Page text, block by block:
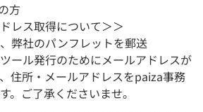
方
レス取得について＞＞
弊社のパンフレットを郵送
ール発行のためにメールアドレスが
住所・メールアドレスをpaiza事務
。ご了承くださいませ。